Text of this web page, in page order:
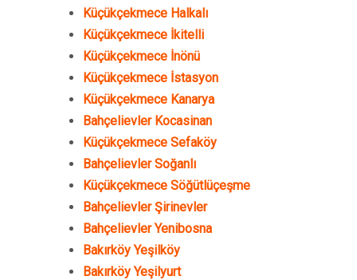
Küçükçekmece Halkalı
Küçükçekmece İkitelli
Küçükçekmece İnönü
Küçükçekmece İstasyon
Küçükçekmece Kanarya
Bahçelievler Kocasinan
Küçükçekmece Sefaköy
Bahçelievler Soğanlı
Küçükçekmece Söğütlüçeşme
Bahçelievler Şirinevler
Bahçelievler Yenibosna
Bakırköy Yeşilköy
Bakırköy Yeşilyurt